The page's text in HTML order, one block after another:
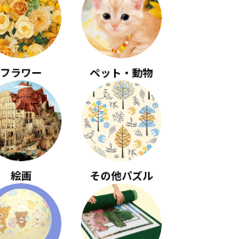
フラワー ペット・動物
絵画 その他パズル